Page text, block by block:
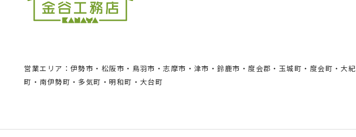
営業エリア：伊勢市・松阪市・鳥羽市・志摩市・津市・鈴鹿市・度会郡・玉城町・度会町・大紀
町・南伊勢町・多気町・明和町・大台町